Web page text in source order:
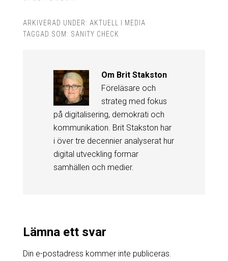
ARKIVERAD UNDER: AKTUELL I MEDIA
TAGGAD SOM: SANITY CHECK
Om Brit Stakston
Föreläsare och
strateg med fokus
på digitalisering, demokrati och
kommunikation. Brit Stakston har
i över tre decennier analyserat hur
digital utveckling formar
samhällen och medier.
Lämna ett svar
Din e-postadress kommer inte publiceras.